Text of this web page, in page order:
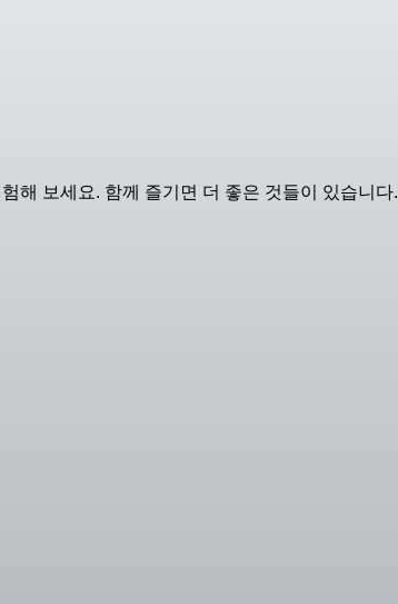
해 보세요. 함께 즐기면 더 좋은 것들이 있습니다.